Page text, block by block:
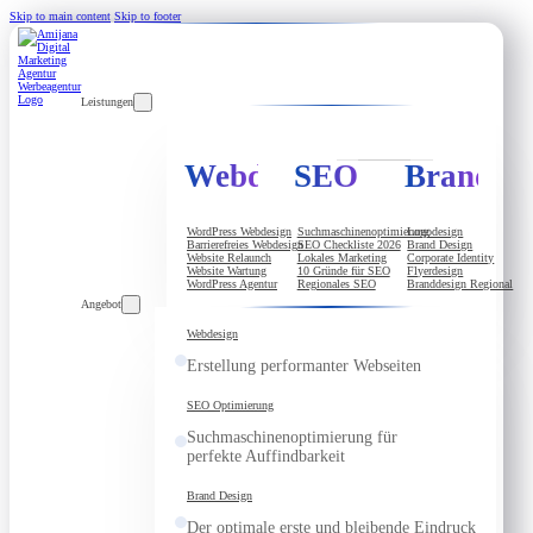
Skip to main content Skip to footer
Leistungen
Webdesign
WordPress Webdesign
Barrierefreies Webdesign
Website Relaunch
Website Wartung
WordPress Agentur
SEO
Suchmaschinenoptimierung
SEO Checkliste 2026
Lokales Marketing
10 Gründe für SEO
Regionales SEO
Logodesign
Brand Design
Corporate Identity
Flyerdesign
Branddesign Regional
Angebot
Webdesign
Erstellung performanter Webseiten
SEO Optimierung
Suchmaschinenoptimierung für
perfekte Auffindbarkeit
Brand Design
Der optimale erste und bleibende Eindruck